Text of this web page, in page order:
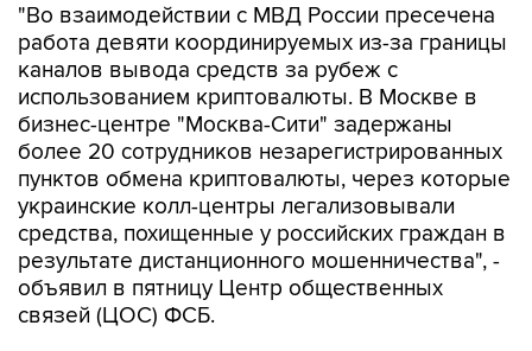
"Во взаимодействии с МВД России пресечена
работа девяти координируемых из-за границы
каналов вывода средств за рубеж с
использованием криптовалюты. В Москве в
бизнес-центре "Москва-Сити" задержаны
более 20 сотрудников незарегистрированных
пунктов обмена криптовалюты, через которые
украинские колл-центры легализовывали
средства, похищенные у российских граждан в
результате дистанционного мошенничества", -
объявил в пятницу Центр общественных
связей (ЦОС) ФСБ.